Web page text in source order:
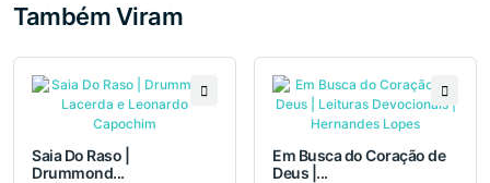
Também Viram
Saia Do Raso |
Drummond...
Em Busca do Coração de
Deus |...